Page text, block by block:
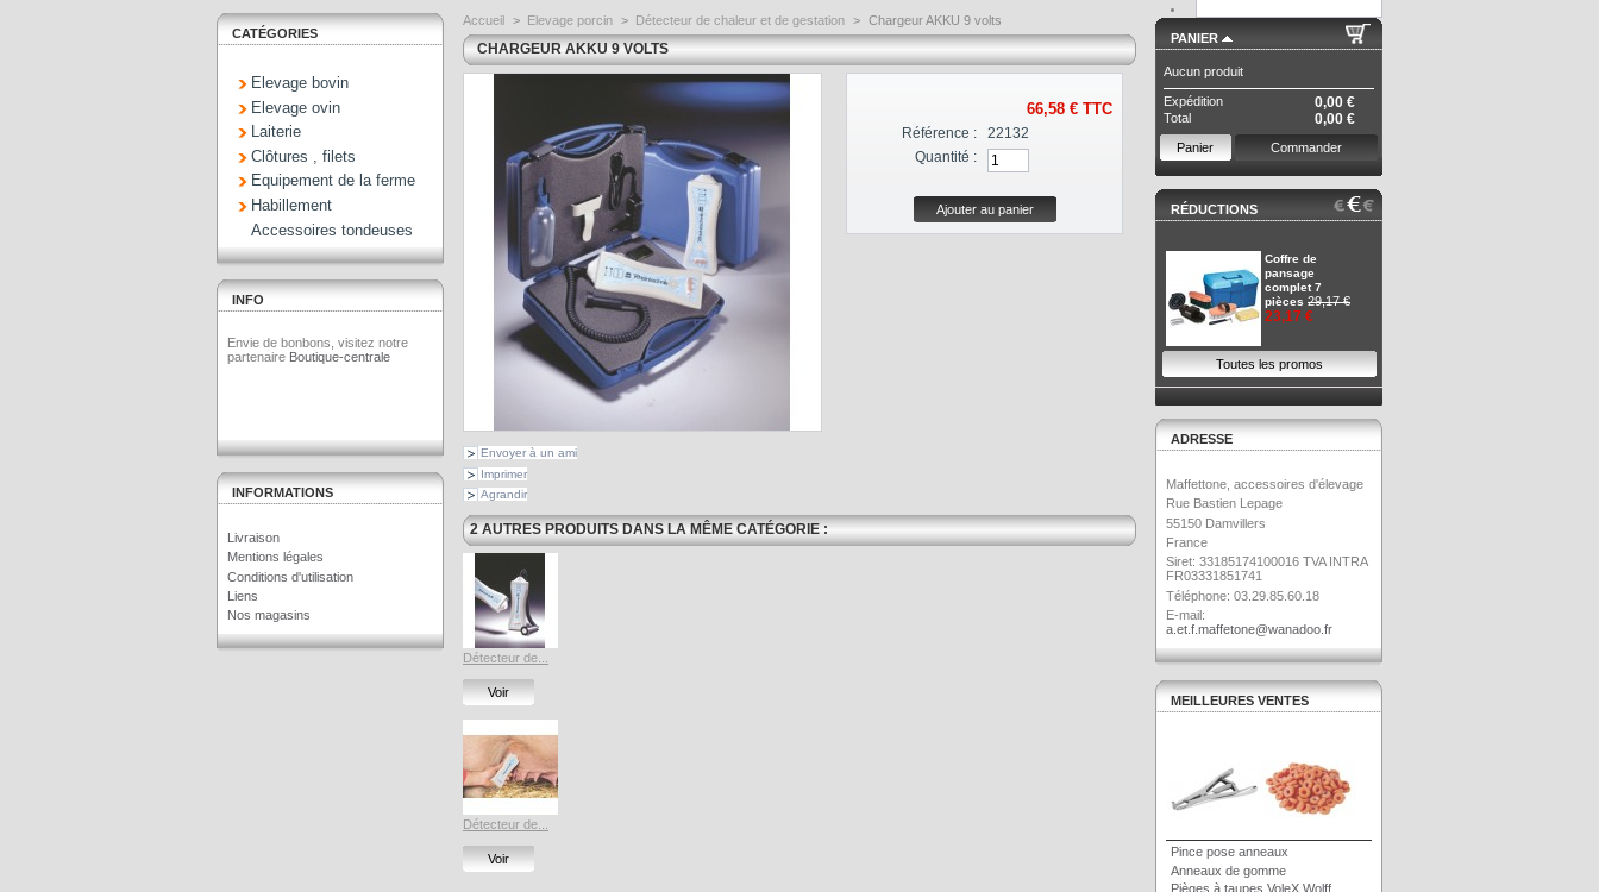
CATÉGORIES
Elevage bovin
Elevage ovin
Laiterie
Clôtures , filets
Equipement de la ferme
Habillement
Accessoires tondeuses
INFO
Envie de bonbons, visitez notre
partenaireBoutique-centrale
INFORMATIONS
Livraison
Mentions légales
Conditions d'utilisation
Liens
Nos magasins
Accueil > Elevage porcin > Détecteur de chaleur et de gestation > Chargeur AKKU 9 volts
CHARGEUR AKKU 9 VOLTS
Envoyer à un ami
Imprimer
Agrandir
66,58 €TTC
Référence :
22132
Quantité :
2 AUTRES PRODUITS DANS LA MÊME CATÉGORIE :
Détecteur de...
Voir
Détecteur de...
Voir
PANIER
Aucun produit
Expédition 0,00 €
Total 0,00 €
Panier Commander
RÉDUCTIONS
Coffre de
pansage
complet 7
pièces 29,17 €
23,17 €
Toutes les promos
ADRESSE
Maffettone, accessoires d'élevage
Rue Bastien Lepage
55150 Damvillers
France
Siret: 33185174100016 TVA INTRA
FR03331851741
Téléphone: 03.29.85.60.18
E-mail:
a.et.f.maffetone@wanadoo.fr
MEILLEURES VENTES
Pince pose anneaux
Anneaux de gomme
Pièges à taupes VoleX Wolff